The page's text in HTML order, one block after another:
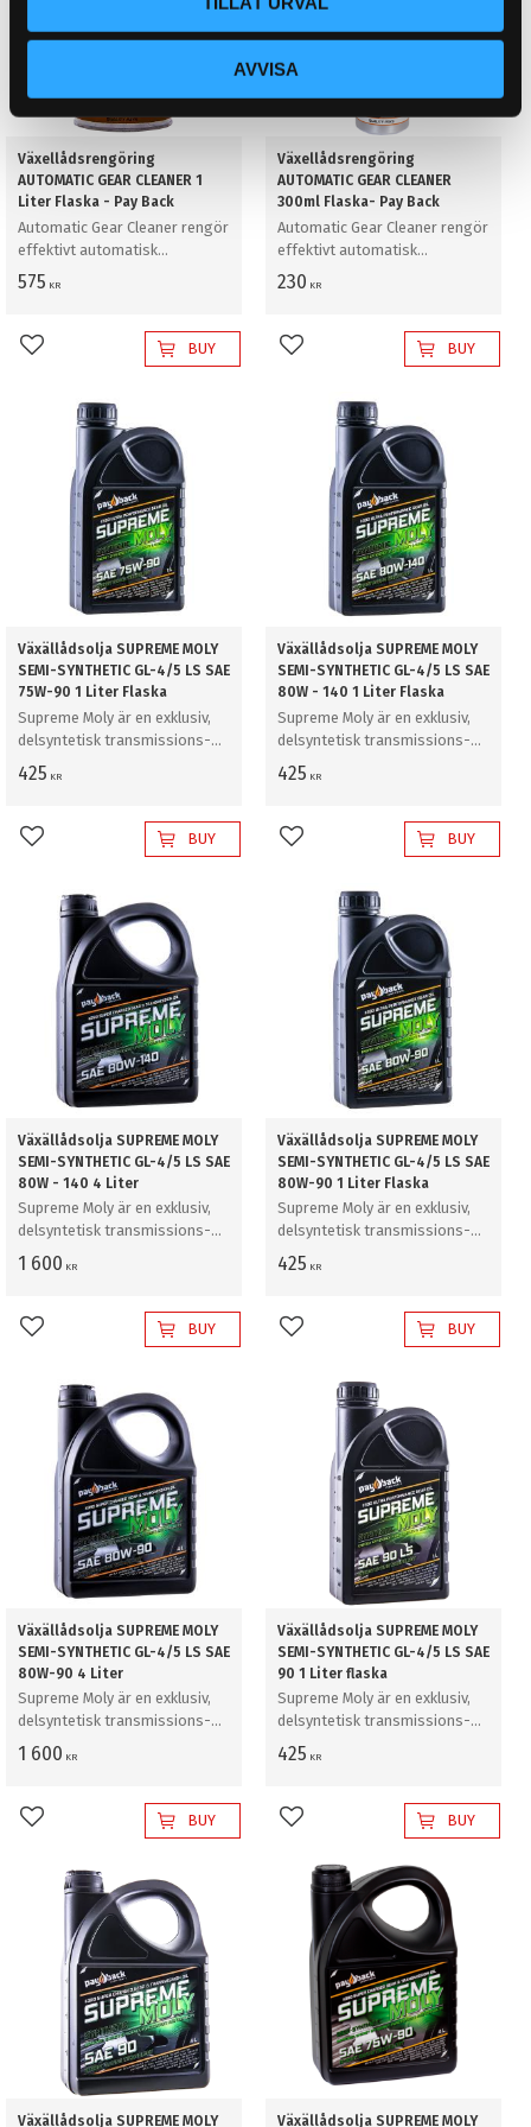
AVVISA
Växellådsrengöring
AUTOMATIC GEAR CLEANER 1
Liter Flaska - Pay Back
Automatic Gear Cleaner rengör
effektivt automatisk
växellådor och konvertrar
invändigt innan oljebyte.
575 KR
Add to favorites BUY
Växellådsrengöring
AUTOMATIC GEAR CLEANER
300ml Flaska- Pay Back
Automatic Gear Cleaner rengör
effektivt automatisk
växellådor och konvertrar
invändigt innan oljebyte.
230 KR
Add to favorites BUY
Växällådsolja SUPREME MOLY
SEMI-SYNTHETIC GL-4/5 LS SAE
75W-90 1 Liter Flaska
Supreme Moly är en exklusiv,
delsyntetisk transmissions-
och växellådsolja med en
additivteknik för lägre friktion
425 KR
Add to favorites BUY
Växällådsolja SUPREME MOLY
SEMI-SYNTHETIC GL-4/5 LS SAE
80W - 140 1 Liter Flaska
Supreme Moly är en exklusiv,
delsyntetisk transmissions-
och växellådsolja med en
additivteknik för lägre friktion
425 KR
Add to favorites BUY
Växällådsolja SUPREME MOLY
SEMI-SYNTHETIC GL-4/5 LS SAE
80W - 140 4 Liter
Supreme Moly är en exklusiv,
delsyntetisk transmissions-
och växellådsolja med en
additivteknik för lägre friktion
1 600 KR
Add to favorites BUY
Växällådsolja SUPREME MOLY
SEMI-SYNTHETIC GL-4/5 LS SAE
80W-90 1 Liter Flaska
Supreme Moly är en exklusiv,
delsyntetisk transmissions-
och växellådsolja med en
additivteknik för lägre friktion
425 KR
Add to favorites BUY
Växällådsolja SUPREME MOLY
SEMI-SYNTHETIC GL-4/5 LS SAE
80W-90 4 Liter
Supreme Moly är en exklusiv,
delsyntetisk transmissions-
och växellådsolja med en
additivteknik för lägre friktion
1 600 KR
Add to favorites BUY
Växällådsolja SUPREME MOLY
SEMI-SYNTHETIC GL-4/5 LS SAE
90 1 Liter flaska
Supreme Moly är en exklusiv,
delsyntetisk transmissions-
och växellådsolja med en
additivteknik för lägre friktion
425 KR
Add to favorites BUY
Växällådsolja SUPREME MOLY Växällådsolja SUPREME MOLY